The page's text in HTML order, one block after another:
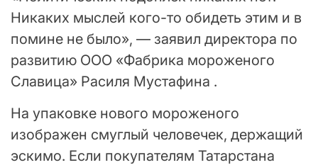
Никаких мыслей кого-то обидеть этим и в
помине не было», — заявил директора по
развитию ООО «Фабрика мороженого
Славица» Расиля Мустафина .
На упаковке нового мороженого
изображен смуглый человечек, держащий
эскимо. Если покупателям Татарстана